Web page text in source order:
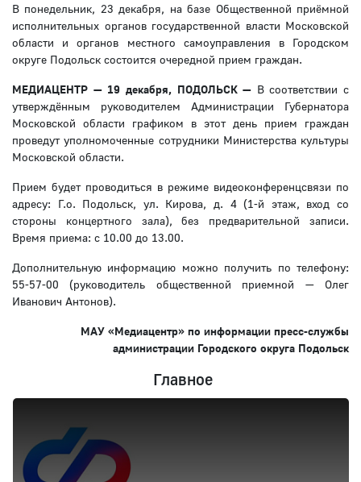
В понедельник, 23 декабря, на базе Общественной приёмной
исполнительных органов государственной власти Московской
области и органов местного самоуправления в Городском
округе Подольск состоится очередной прием граждан.
МЕДИАЦЕНТР — 19 декабря, ПОДОЛЬСК — В соответствии с
утверждённым руководителем Администрации Губернатора
Московской области графиком в этот день прием граждан
проведут уполномоченные сотрудники Министерства культуры
Московской области.
Прием будет проводиться в режиме видеоконференцсвязи по
адресу: Г.о. Подольск, ул. Кирова, д. 4 (1-й этаж, вход со
стороны концертного зала), без предварительной записи.
Время приема: с 10.00 до 13.00.
Дополнительную информацию можно получить по телефону:
55-57-00 (руководитель общественной приемной — Олег
Иванович Антонов).
МАУ «Медиацентр» по информации пресс-службы
администрации Городского округа Подольск
Главное